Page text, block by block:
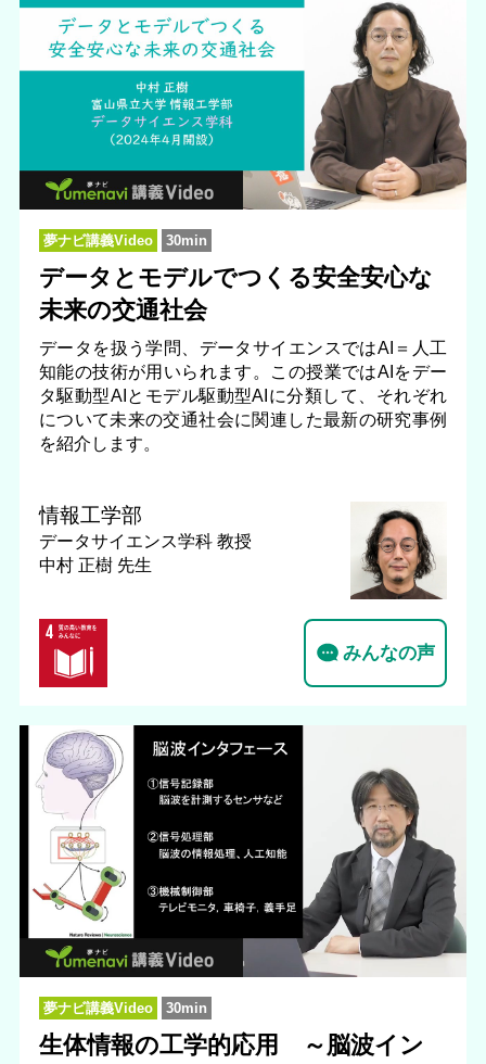
夢ナビ講義Video 30min
データとモデルでつくる安全安心な
未来の交通社会
データを扱う学問、データサイエンスではAI＝人工
知能の技術が用いられます。この授業ではAIをデー
タ駆動型AIとモデル駆動型AIに分類して、それぞれ
について未来の交通社会に関連した最新の研究事例
を紹介します。
情報工学部
データサイエンス学科 教授
中村 正樹 先生
みんなの声
夢ナビ講義Video 30min
生体情報の工学的応用 ～脳波イン